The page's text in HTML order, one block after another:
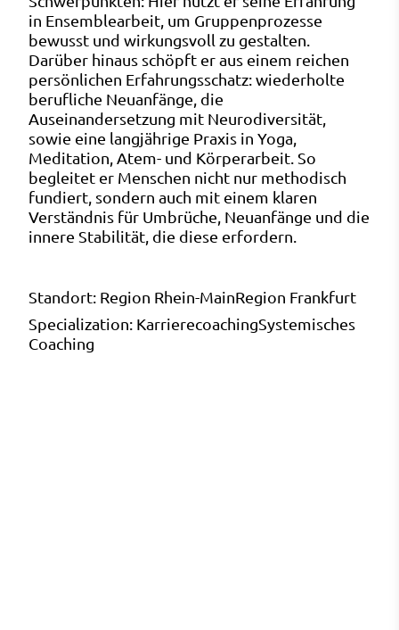
in Ensemblearbeit, um Gruppenprozesse
bewusst und wirkungsvoll zu gestalten.
Darüber hinaus schöpft er aus einem reichen
persönlichen Erfahrungsschatz: wiederholte
berufliche Neuanfänge, die
Auseinandersetzung mit Neurodiversität,
sowie eine langjährige Praxis in Yoga,
Meditation, Atem- und Körperarbeit. So
begleitet er Menschen nicht nur methodisch
fundiert, sondern auch mit einem klaren
Verständnis für Umbrüche, Neuanfänge und die
innere Stabilität, die diese erfordern.
Standort: Region Rhein-MainRegion Frankfurt
Specialization: KarrierecoachingSystemisches
Coaching